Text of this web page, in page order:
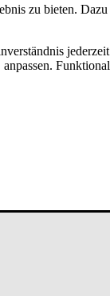
zu bieten.